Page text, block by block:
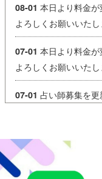
08-01 本日より料金が
よろしくお願いいたし
07-01 本日より料金が
よろしくお願いいたし
07-01 占い師募集を更
本日、台風の影響によ
営業時間：15:00～
ご来店を予定されてい